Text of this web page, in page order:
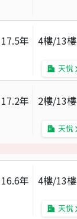
17.5年 4樓/13樓
天悅
17.2年 2樓/13樓
天悅
16.6年 4樓/13樓
天悅